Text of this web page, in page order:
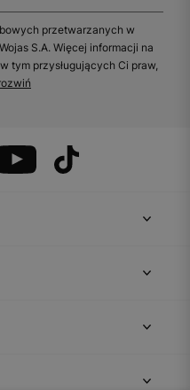
przetwarzanych w
S.A. Więcej informacji na
tym przysługujących Ci praw,